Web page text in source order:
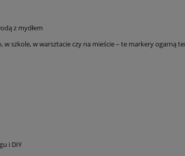
z mydłem
w szkole, w warsztacie czy na mieście – te markery ogarną
i DIY